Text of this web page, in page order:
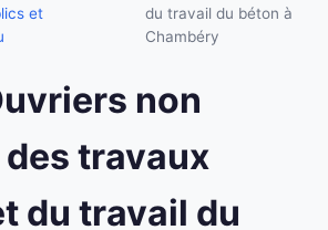
et
du travail du béton à
Chambéry
non
travaux
du travail du